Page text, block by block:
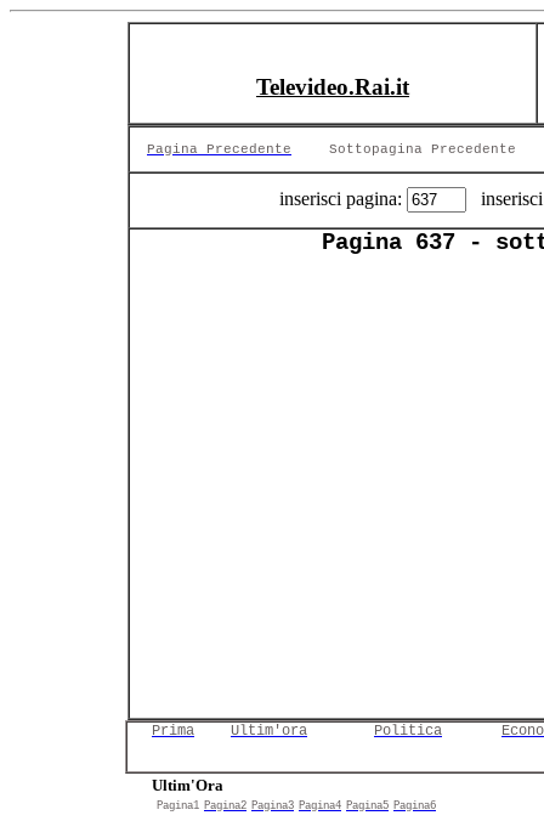
Televideo.Rai.it
Pagina Precedente Sottopagina Precedente
inserisci pagina:
Pagina 637 -
Prima Ultim'ora Politica
Ultim'Ora
Pagina1 Pagina2 Pagina3 Pagina4 Pagina5 Pagina6